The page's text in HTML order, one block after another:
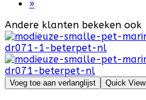
»
Andere klanten bekeken ook
Voeg toe aan verlanglijst Quick View